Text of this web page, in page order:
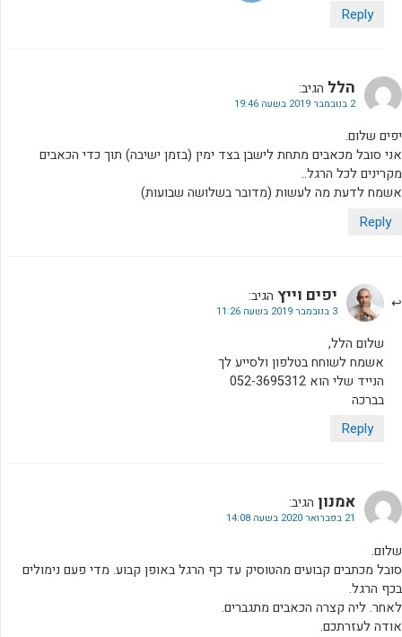
Reply
הלל הגיב:
2 בנובמבר 2019 בשעה 19:46
יפים שלום.
אני סובל מכאבים מתחת לישבן בצד ימין (בזמן ישיבה) תוך כדי הכאבים
מקרינים לכל הרגל..
אשמח לדעת מה לעשות (מדובר בשלושה שבועות)
Reply
יפים וייץ הגיב:
3 בנובמבר 2019 בשעה 11:26
שלום הלל,
אשמח לשוחח בטלפון ולסייע לך
הנייד שלי הוא 052-3695312
בברכה
Reply
אמנון הגיב:
21 בפברואר 2020 בשעה 14:08
שלום.
סובל מכתבים קבועים מהטוסיק עד כף הרגל באופן קבוע. מדי פעם נימולים
בכף הרגל.
לאחר. ליה קצרה הכאבים מתגברים.
אודה לעזרתכם.